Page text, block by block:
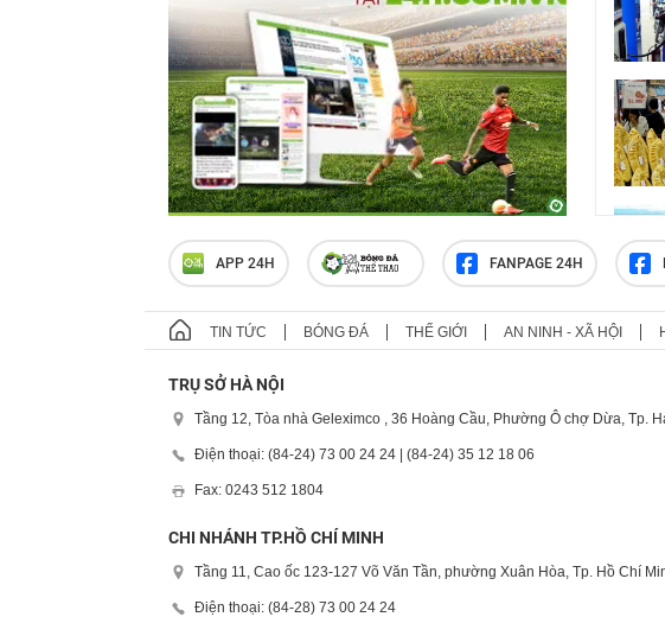
APP 24H FANPAGE 24H
TIN TỨC BÓNG ĐÁ THẾ GIỚI AN NINH - XÃ HỘI
TRỤ SỞ HÀ NỘI
Tầng 12, Tòa nhà Geleximco , 36 Hoàng Cầu, Phường Ô chợ Dừa, Tp.
Điện thoại: (84-24) 73 00 24 24 | (84-24) 35 12 18 06
Fax: 0243 512 1804
CHI NHÁNH TP.HỒ CHÍ MINH
Tầng 11, Cao ốc 123-127 Võ Văn Tần, phường Xuân Hòa, Tp. Hồ Chí
Điện thoại: (84-28) 73 00 24 24